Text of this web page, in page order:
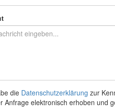
die Datenschutzerklärung zur
Anfrage elektronisch erhoben und